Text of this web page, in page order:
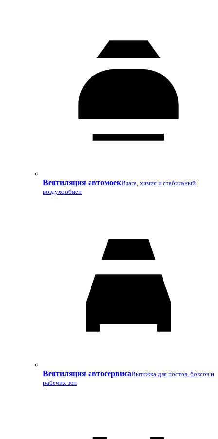
Вентиляция автомоекВлага, химия и стабильный
воздухообмен
Вентиляция автосервисаВытяжка для постов, боксов и
рабочих зон